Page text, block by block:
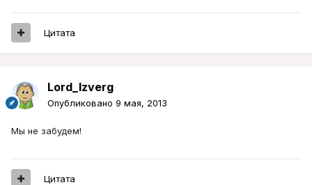
Цитата
Lord_Izverg
Опубликовано 9 мая, 2013
Мы не забудем!
Цитата